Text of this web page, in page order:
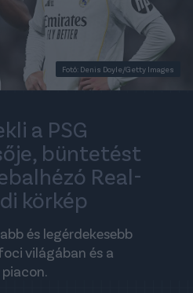
Fotó: Denis Doyle/Getty Images
a PSG
büntetést
Real-
körkép
és legérdekesebb
világában és a